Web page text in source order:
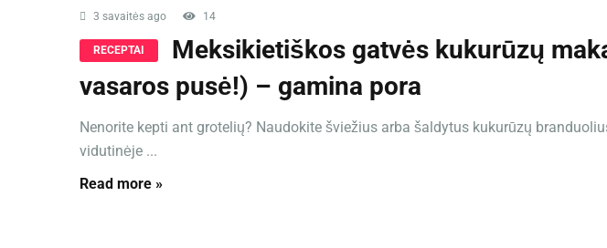
3 savaitės ago 14
RECEPTAI
Meksikietiškos gatvės kukurūzų
vasaros pusė!) – gamina pora
Nenorite kepti ant grotelių? Naudokite šviežius arba šaldytus kukurūzų
vidutinėje ...
Read more »